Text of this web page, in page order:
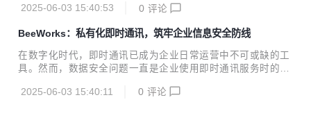
等行业对局域网聊天工具的合规性要求。 二、功能深度与场景
能，成为了众多大型政企单位的首选。 一、高度安全稳定，保
Works 支持私有化部署，企业可将服务器架设在自身内网或自
有云环境中，从根本上杜绝了第三方平台介入导致的数据泄露
风险。所有数据，包括聊天记录、文件传输内容等，均在企业
BeeWorks 采用先进的加密技术，如 TLS/SSL 协议、256 位
2025-06-03 15:40:53 0 评论
BeeWorks：私有化即时通讯，筑牢企业信息安全防线
在数字化时代，即时通讯已成为企业日常运营中不可或缺的工
具。然而，数据安全问题一直是企业使用即时通讯服务时的重
为企业提供了一个安全、可靠、自主可控的沟通平台。 私有化
2025-06-03 15:40:11 0 评论